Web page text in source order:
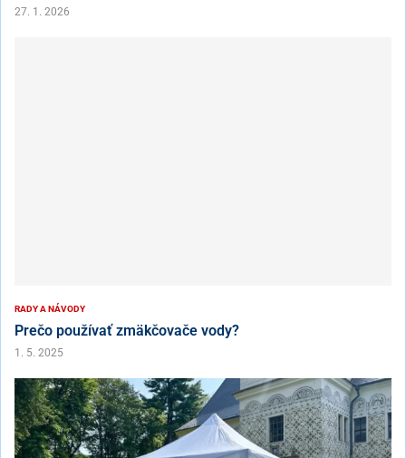
27. 1. 2026
RADY A NÁVODY
Prečo používať zmäkčovače vody?
1. 5. 2025